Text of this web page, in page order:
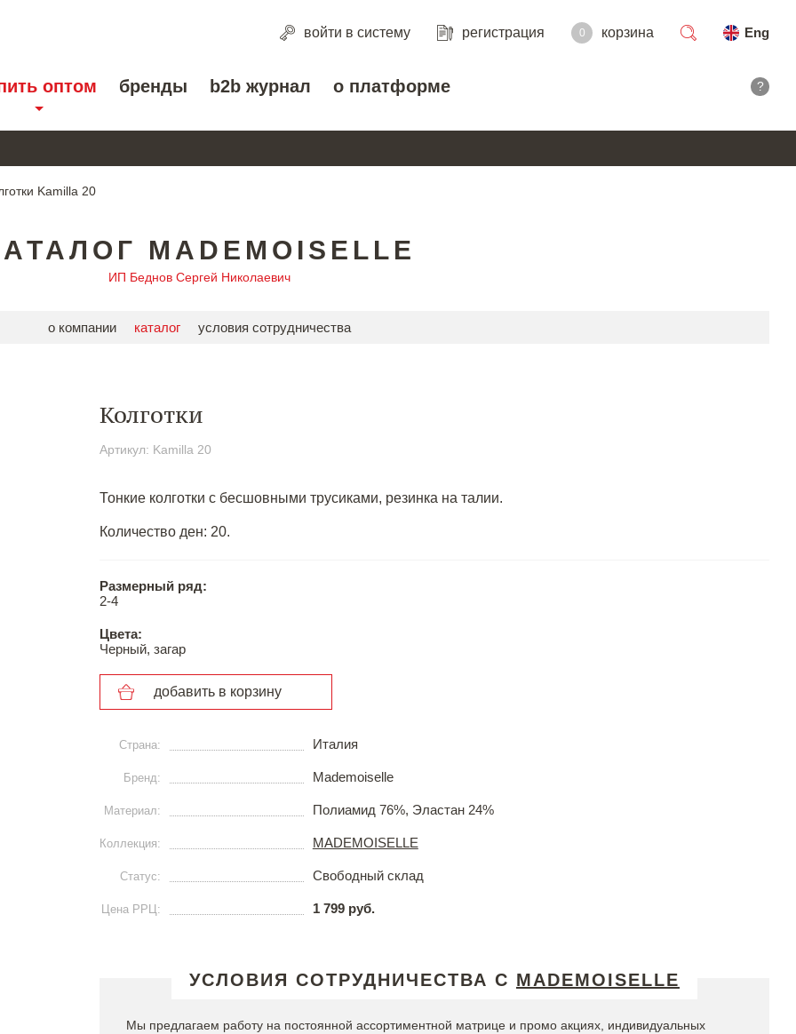
войти в систему регистрация 0 корзина
Eng
оптом бренды b2b журнал о платформе ?
Kamilla 20
MADEMOISELLE
ИП Беднов Сергей Николаевич
о компании каталог условия сотрудничества
Колготки
Артикул: Kamilla 20
Тонкие колготки с бесшовными трусиками, резинка на талии.
Количество ден: 20.
Размерный ряд:
2-4
Цвета:
Черный, загар
добавить в корзину
Страна: Италия
Бренд: Mademoiselle
Материал: Полиамид 76%, Эластан 24%
Коллекция: MADEMOISELLE
Статус: Свободный склад
Цена РРЦ: 1 799 руб.
УСЛОВИЯ СОТРУДНИЧЕСТВА С MADEMOISELLE
Мы предлагаем работу на постоянной ассортиментной матрице и промо акциях, индивидуальных